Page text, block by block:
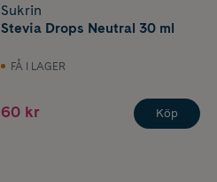
Sukrin
Stevia Drops Neutral 30 ml
FÅ I LAGER
60 kr Köp